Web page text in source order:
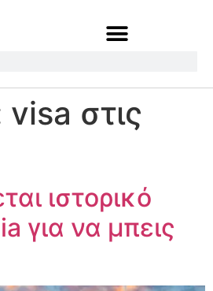
visa στις
ιστορικό
για να μπεις